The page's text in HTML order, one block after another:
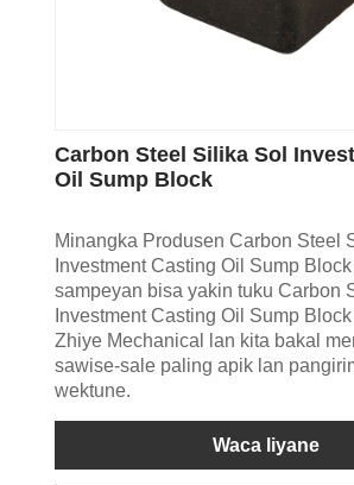
Carbon Steel Silika Sol
Oil Sump Block
Minangka Produsen Carbon Steel
Investment Casting Oil Sump
sampeyan bisa yakin tuku Carbon
Investment Casting Oil Sump
Zhiye Mechanical lan kita bakal
sawise-sale paling apik lan
wektune.
Waca liyane